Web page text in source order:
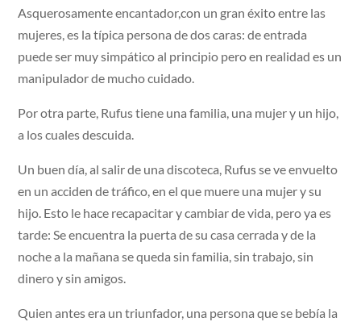
Asquerosamente encantador,con un gran éxito entre las
mujeres, es la típica persona de dos caras: de entrada
puede ser muy simpático al principio pero en realidad es un
manipulador de mucho cuidado.
Por otra parte, Rufus tiene una familia, una mujer y un hijo,
a los cuales descuida.
Un buen día, al salir de una discoteca, Rufus se ve envuelto
en un acciden de tráfico, en el que muere una mujer y su
hijo. Esto le hace recapacitar y cambiar de vida, pero ya es
tarde: Se encuentra la puerta de su casa cerrada y de la
noche a la mañana se queda sin familia, sin trabajo, sin
dinero y sin amigos.
Quien antes era un triunfador, una persona que se bebía la